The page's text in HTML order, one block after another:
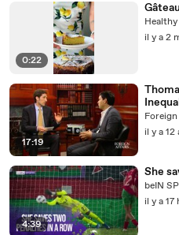
0:22
il y a 2
17:19
il y a 12
4:39
She
beIN
il y a 17